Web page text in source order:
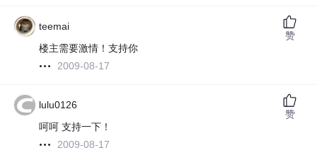
teemai
楼主需要激情！支持你
2009-08-17
赞
lulu0126
呵呵 支持一下！
2009-08-17
赞